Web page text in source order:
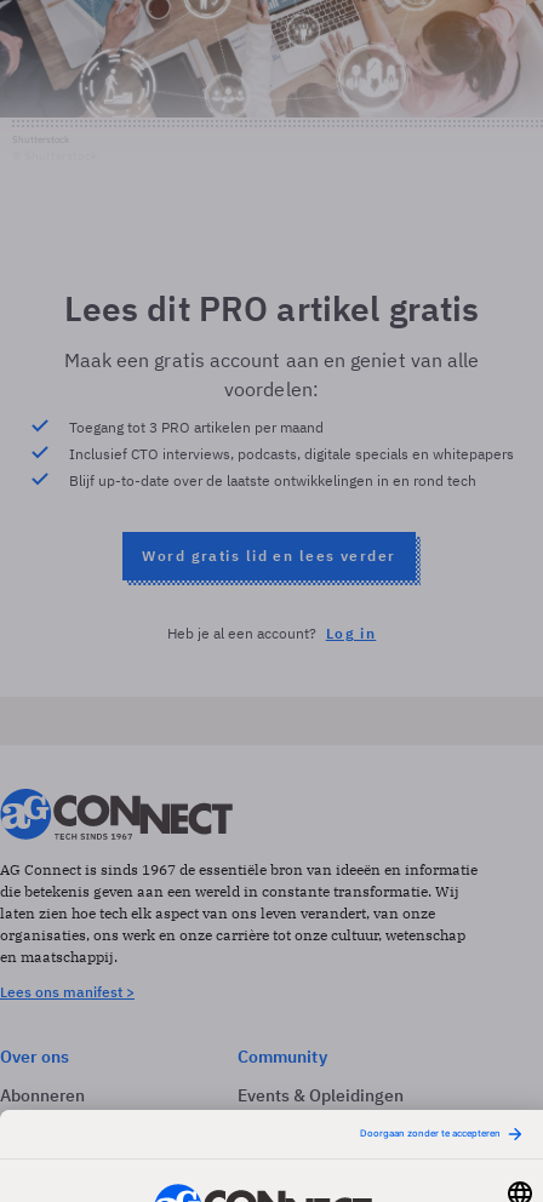
Lees dit PRO artikel gratis
Maak een gratis account aan en geniet van alle
voordelen:
Toegang tot 3 PRO artikelen per maand
Inclusief CTO interviews, podcasts, digitale specials en whitepapers
Blijf up-to-date over de laatste ontwikkelingen in en rond tech
Word gratis lid en lees verder
Heb je al een account? Log in
AG Connect is sinds 1967 de essentiële bron van ideeën en informatie
die betekenis geven aan een wereld in constante transformatie. Wij
laten zien hoe tech elk aspect van ons leven verandert, van onze
organisaties, ons werk en onze carrière tot onze cultuur, wetenschap
en maatschappij.
Lees ons manifest >
Over ons
Abonneren
Adverteren
Community
Events & Opleidingen